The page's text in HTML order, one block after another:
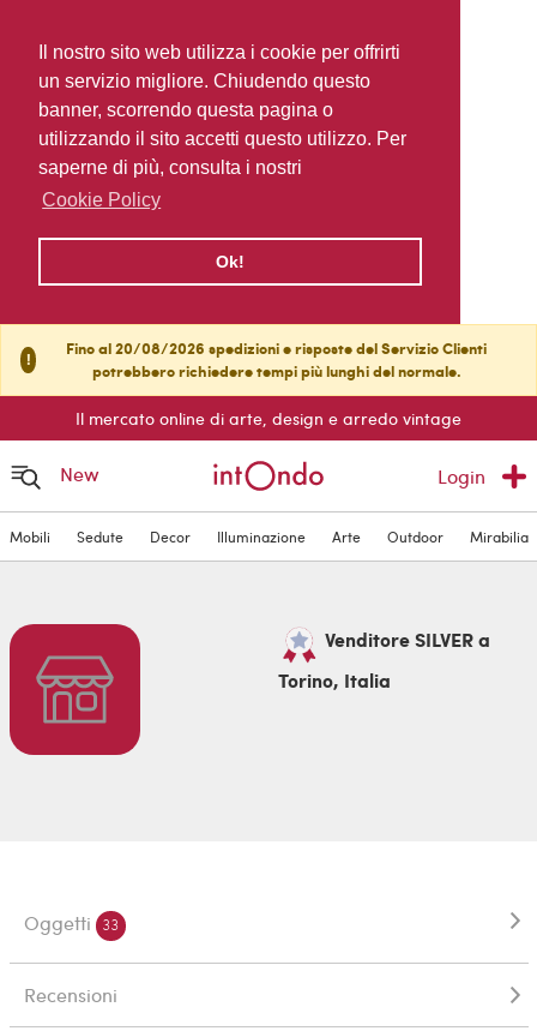
Il nostro sito web utilizza i cookie per offrirti
un servizio migliore. Chiudendo questo
banner, scorrendo questa pagina o
utilizzando il sito accetti questo utilizzo. Per
saperne di più, consulta i nostri
Cookie Policy
Ok!
!
Fino al 20/08/2026 spedizioni e risposte del Servizio Clienti
potrebbero richiedere tempi più lunghi del normale.
Il mercato online di arte, design e arredo vintage
New Login
Mobili Sedute Decor Illuminazione Arte Outdoor Mirabilia
Venditore SILVER a
Torino, Italia
Oggetti 33
Recensioni